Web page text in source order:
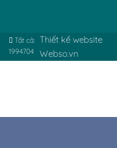
Tất cả:
1994704
Thiết kế website
Webso.vn